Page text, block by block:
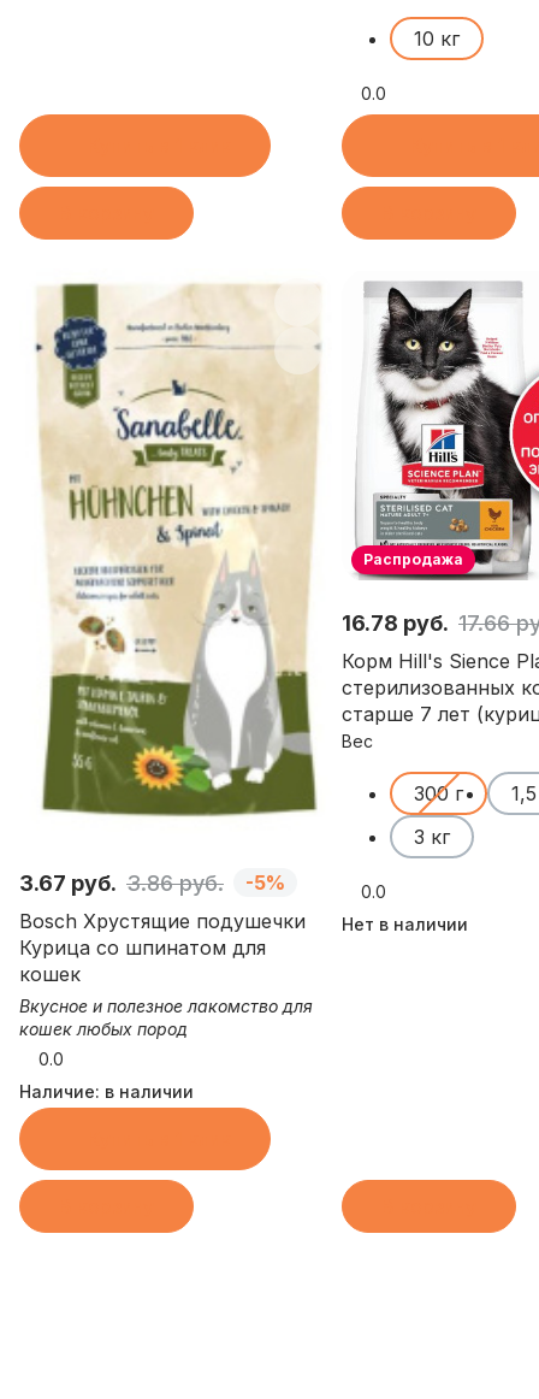
10 кг
0.0
3.67 руб. 3.86 руб.
-5%
Bosch Хрустящие подушечки
Курица со шпинатом для
кошек
Вкусное и полезное лакомство для
кошек любых пород
0.0
Наличие: в наличии
Распродажа
16.78 руб. 17.66
Корм Hill's Sience
стерилизованных
старше 7 лет
Вес
300 г
3 кг
0.0
Нет в наличии